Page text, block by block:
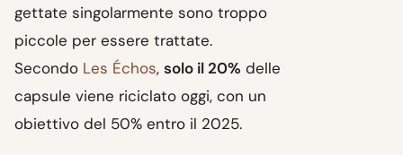
gettate singolarmente sono troppo
piccole per essere trattate.
Secondo Les Échos, solo il 20% delle
capsule viene riciclato oggi, con un
obiettivo del 50% entro il 2025.